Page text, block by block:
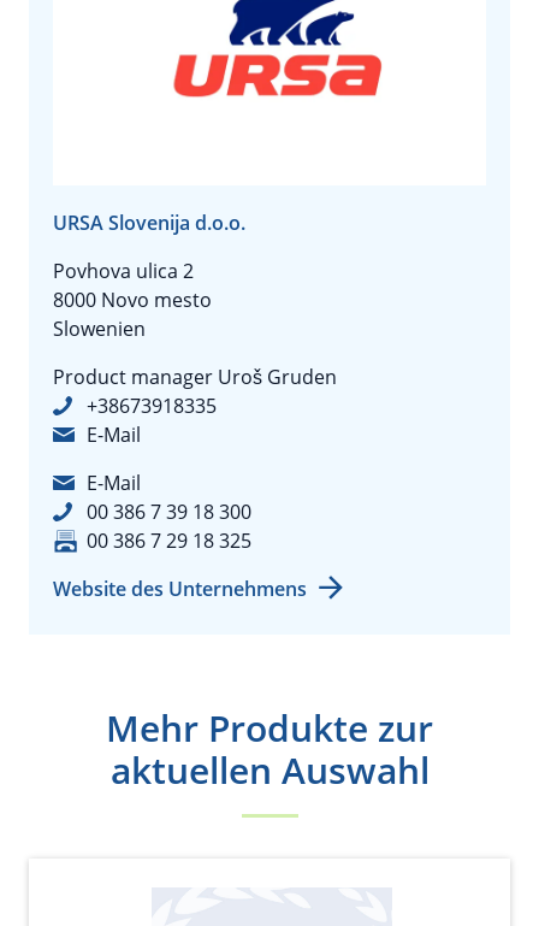
URSA Slovenija d.o.o.
Povhova ulica 2
8000 Novo mesto
Slowenien
Product manager Uroš Gruden
+38673918335
E-Mail
E-Mail
00 386 7 39 18 300
00 386 7 29 18 325
Website des Unternehmens
Mehr Produkte zur
aktuellen Auswahl